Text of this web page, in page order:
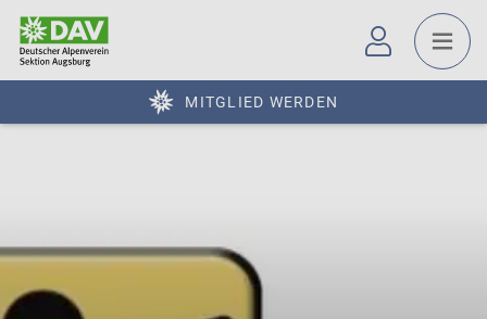
MITGLIED WERDEN